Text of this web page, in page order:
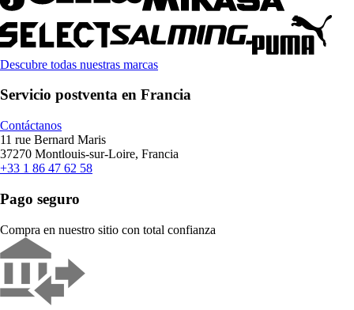
Descubre todas nuestras marcas
Servicio postventa en Francia
Contáctanos
11 rue Bernard Maris
37270 Montlouis-sur-Loire, Francia
+33 1 86 47 62 58
Pago seguro
Compra en nuestro sitio con total confianza